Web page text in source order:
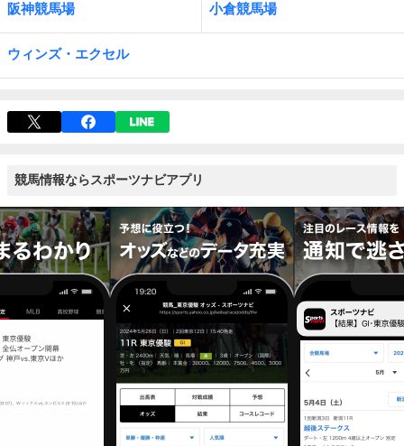
阪神競馬場 小倉競馬場
ウィンズ・エクセル
競馬情報ならスポーツナビアプリ